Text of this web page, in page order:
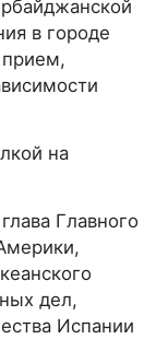
в городе
на
Главного
дел,
Испании